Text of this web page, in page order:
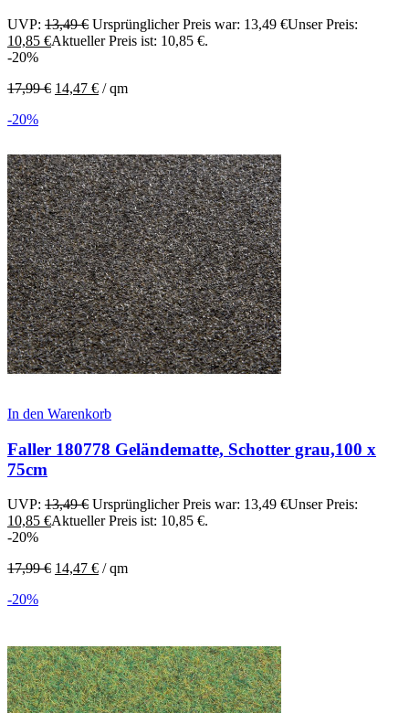
UVP: 13,49€ Ursprünglicher Preis war: 13,49 €Unser Preis:
10,85 €Aktueller Preis ist: 10,85 €.
-20%
17,99€ 14,47 € /qm
-20%
In den Warenkorb
Faller 180778 Geländematte, Schotter grau,100 x
75cm
UVP: 13,49€ Ursprünglicher Preis war: 13,49 €Unser Preis:
10,85 €Aktueller Preis ist: 10,85 €.
-20%
17,99€ 14,47 € /qm
-20%